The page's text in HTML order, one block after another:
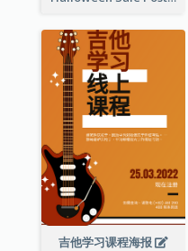
吉他学习课程海报